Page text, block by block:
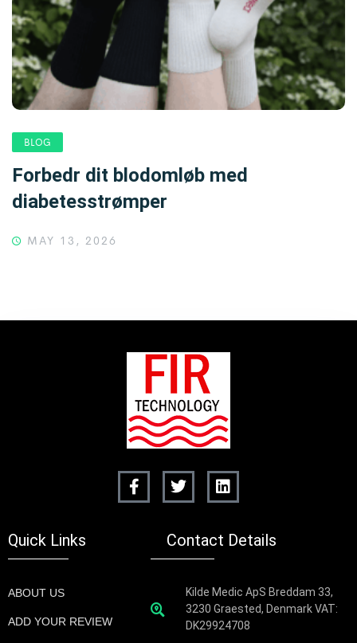
BLOG
Forbedr dit blodomløb med
diabetesstrømper
MAY 13, 2026
Quick Links
ABOUT US
ADD YOUR REVIEW
Contact Details
Kilde Medic ApS Breddam 33,
3230 Graested, Denmark VAT:
DK29924708